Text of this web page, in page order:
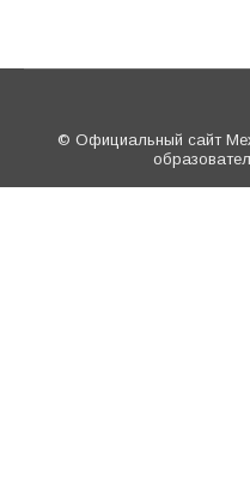
© Официальный сайт